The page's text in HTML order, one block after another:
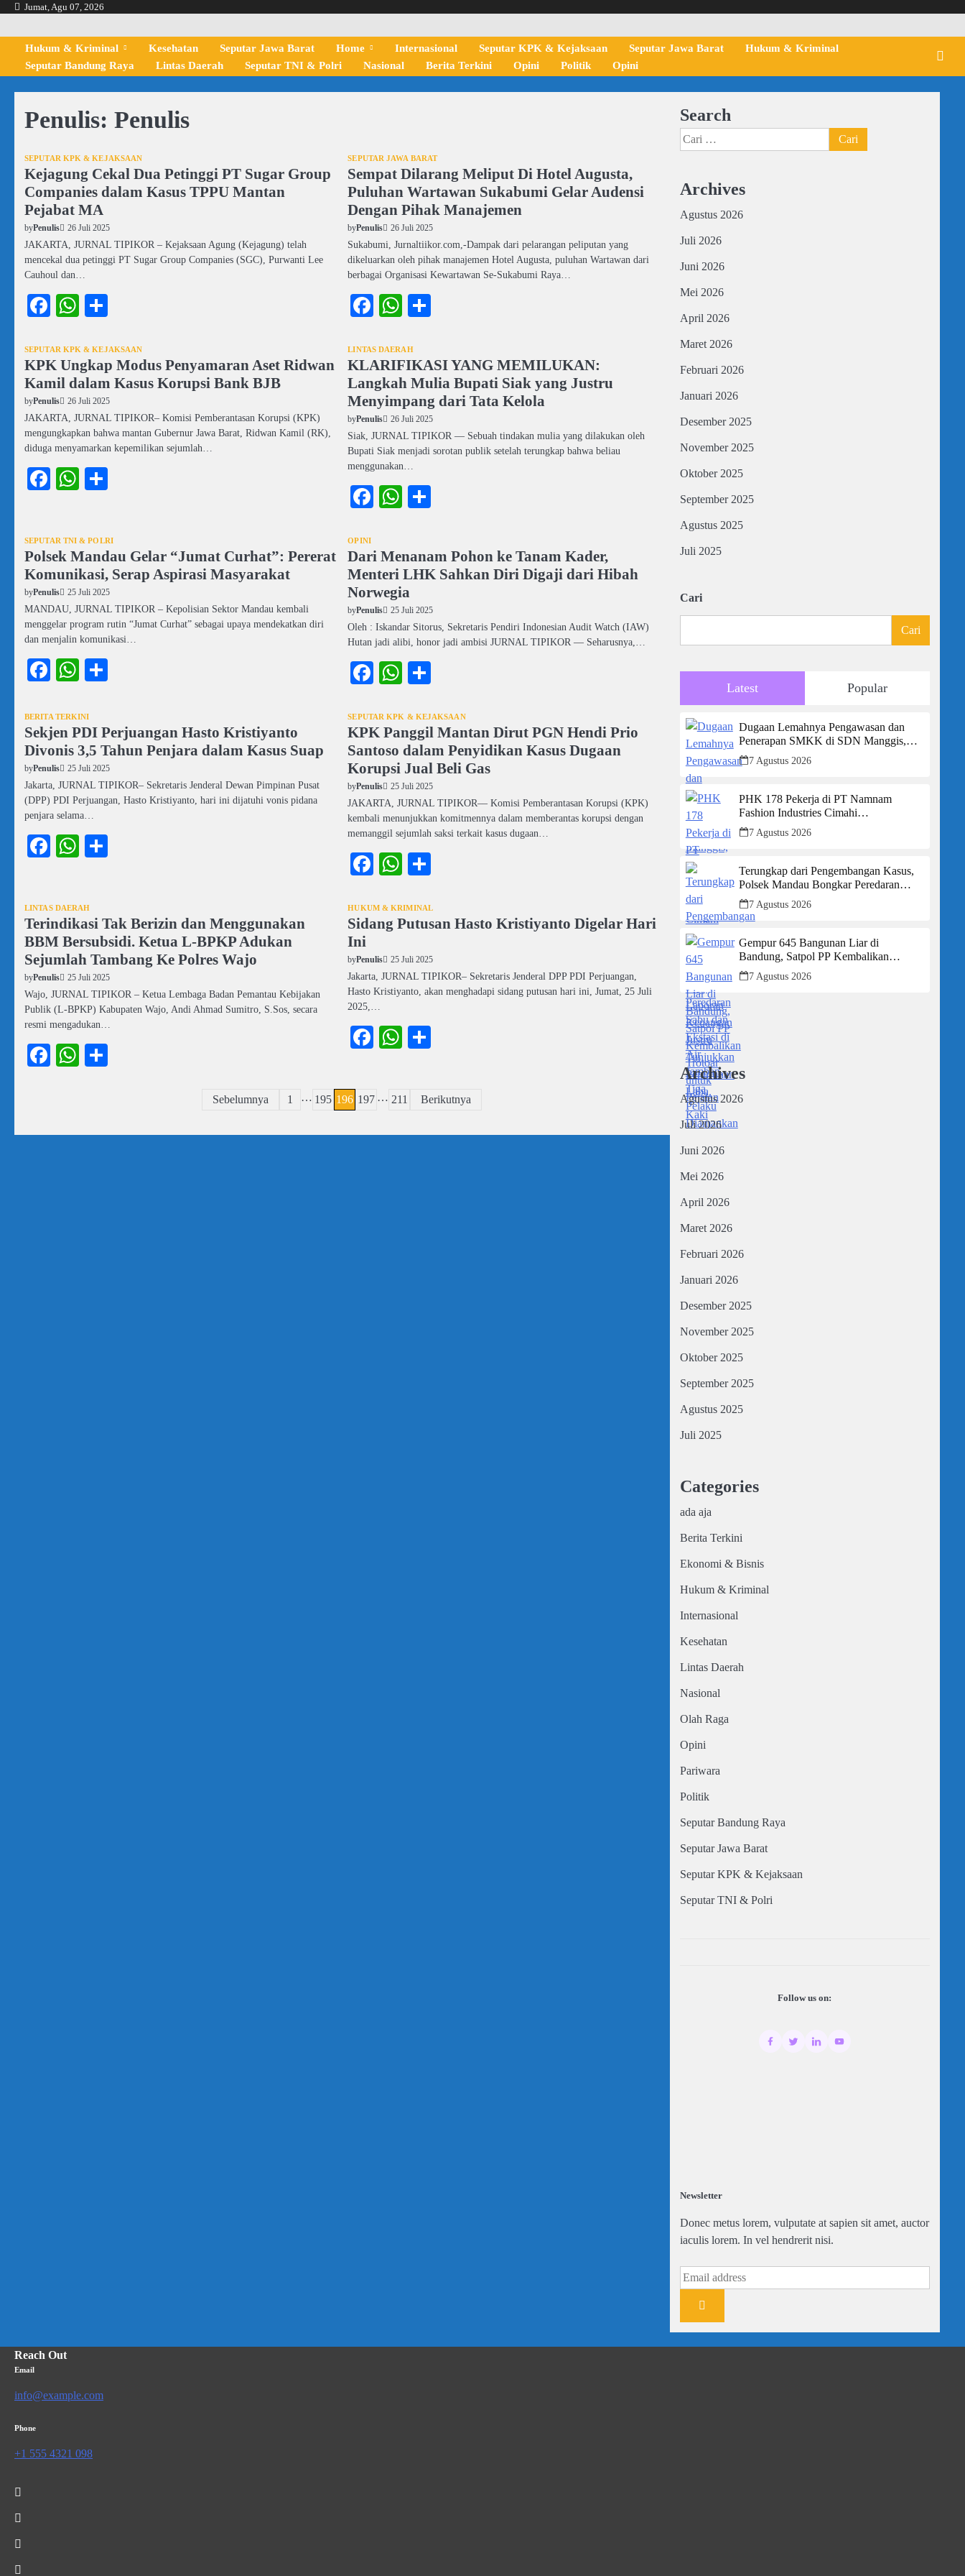
Skip
content
Jumat, Agu 07, 2026
Hukum & Kriminal Kesehatan Seputar Jawa Barat Home Internasional Seputar KPK & Kejaksaan Seputar Jawa Barat
Hukum & Kriminal
Seputar Bandung Raya
Lintas Daerah Seputar TNI & Polri Nasional Berita Terkini Opini Politik Opini
Penulis: Penulis
SEPUTAR KPK & KEJAKSAAN
Kejagung Cekal Dua Petinggi PT Sugar Group
Companies dalam Kasus TPPU Mantan
Pejabat MA
byPenulis 26 Juli 2025
JAKARTA, JURNAL TIPIKOR – Kejaksaan Agung (Kejagung) telah
mencekal dua petinggi PT Sugar Group Companies (SGC), Purwanti Lee
Cauhoul dan…
Facebook
WhatsApp
SEPUTAR JAWA BARAT
Sempat Dilarang Meliput Di Hotel Augusta,
Puluhan Wartawan Sukabumi Gelar Audensi
Dengan Pihak Manajemen
byPenulis 26 Juli 2025
Sukabumi, Jurnaltiikor.com,-Dampak dari pelarangan peliputan yang
dikeluarkan oleh pihak manajemen Hotel Augusta, puluhan Wartawan dari
berbagai Organisasi Kewartawan Se-Sukabumi Raya…
Facebook
WhatsApp
SEPUTAR KPK & KEJAKSAAN
KPK Ungkap Modus Penyamaran Aset Ridwan
Kamil dalam Kasus Korupsi Bank BJB
byPenulis 26 Juli 2025
JAKARTA, JURNAL TIPIKOR– Komisi Pemberantasan Korupsi (KPK)
mengungkapkan bahwa mantan Gubernur Jawa Barat, Ridwan Kamil (RK),
diduga menyamarkan kepemilikan sejumlah…
Facebook
WhatsApp
LINTAS DAERAH
KLARIFIKASI YANG MEMILUKAN:
Langkah Mulia Bupati Siak yang Justru
Menyimpang dari Tata Kelola
byPenulis 26 Juli 2025
Siak, JURNAL TIPIKOR — Sebuah tindakan mulia yang dilakukan oleh
Bupati Siak menjadi sorotan publik setelah terungkap bahwa beliau
menggunakan…
Facebook
WhatsApp
SEPUTAR TNI & POLRI
Polsek Mandau Gelar “Jumat Curhat”: Pererat
Komunikasi, Serap Aspirasi Masyarakat
byPenulis 25 Juli 2025
MANDAU, JURNAL TIPIKOR – Kepolisian Sektor Mandau kembali
menggelar program rutin “Jumat Curhat” sebagai upaya mendekatkan diri
dan menjalin komunikasi…
Facebook
WhatsApp
OPINI
Dari Menanam Pohon ke Tanam Kader,
Menteri LHK Sahkan Diri Digaji dari Hibah
Norwegia
byPenulis 25 Juli 2025
Oleh : Iskandar Sitorus, Sekretaris Pendiri Indonesian Audit Watch (IAW)
Hutan jadi alibi, honor jadi ambisi JURNAL TIPIKOR — Seharusnya,…
Facebook
WhatsApp
BERITA TERKINI
Sekjen PDI Perjuangan Hasto Kristiyanto
Divonis 3,5 Tahun Penjara dalam Kasus Suap
byPenulis 25 Juli 2025
Jakarta, JURNAL TIPIKOR– Sekretaris Jenderal Dewan Pimpinan Pusat
(DPP) PDI Perjuangan, Hasto Kristiyanto, hari ini dijatuhi vonis pidana
penjara selama…
Facebook
WhatsApp
SEPUTAR KPK & KEJAKSAAN
KPK Panggil Mantan Dirut PGN Hendi Prio
Santoso dalam Penyidikan Kasus Dugaan
Korupsi Jual Beli Gas
byPenulis 25 Juli 2025
JAKARTA, JURNAL TIPIKOR–– Komisi Pemberantasan Korupsi (KPK)
kembali menunjukkan komitmennya dalam memberantas korupsi dengan
memanggil sejumlah saksi terkait kasus dugaan…
Facebook
WhatsApp
LINTAS DAERAH
Terindikasi Tak Berizin dan Menggunakan
BBM Bersubsidi. Ketua L-BPKP Adukan
Sejumlah Tambang Ke Polres Wajo
byPenulis 25 Juli 2025
Wajo, JURNAL TIPIKOR – Ketua Lembaga Badan Pemantau Kebijakan
Publik (L-BPKP) Kabupaten Wajo, Andi Ahmad Sumitro, S.Sos, secara
resmi mengadukan…
Facebook
WhatsApp
HUKUM & KRIMINAL
Sidang Putusan Hasto Kristiyanto Digelar Hari
Ini
byPenulis 25 Juli 2025
Jakarta, JURNAL TIPIKOR– Sekretaris Jenderal DPP PDI Perjuangan,
Hasto Kristiyanto, akan menghadapi sidang putusan hari ini, Jumat, 25 Juli
2025,…
Facebook
WhatsApp
Sebelumnya 1 … 195 196 197 … 211 Berikutnya
Search
Cari
untuk:
Archives
Agustus 2026
Juli 2026
Juni 2026
Mei 2026
April 2026
Maret 2026
Februari 2026
Januari 2026
Desember 2025
November 2025
Oktober 2025
September 2025
Agustus 2025
Juli 2025
Cari
Cari
Latest Popular
Dugaan Lemahnya Pengawasan dan
Penerapan SMKK di SDN Manggis,
Ketua Komisi IV “Kami Tidak Akan
Segan Menindak”
7 Agustus 2026
PHK 178 Pekerja di PT Namnam
Fashion Industries Cimahi
Dipertanyakan: Perusahaan Klaim Rugi,
Laporan Keuangan Justru Tunjukkan
7 Agustus 2026
Terungkap dari Pengembangan Kasus,
Polsek Mandau Bongkar Peredaran
Sabu dan Ekstasi di Air Jamban, Tiga
Pelaku Diamankan
7 Agustus 2026
Gempur 645 Bangunan Liar di
Bandung, Satpol PP Kembalikan
Trotoar untuk Pejalan Kaki
7 Agustus 2026
Archives
Agustus 2026
Juli 2026
Juni 2026
Mei 2026
April 2026
Maret 2026
Februari 2026
Januari 2026
Desember 2025
November 2025
Oktober 2025
September 2025
Agustus 2025
Juli 2025
Categories
ada aja
Berita Terkini
Ekonomi & Bisnis
Hukum & Kriminal
Internasional
Kesehatan
Lintas Daerah
Nasional
Olah Raga
Opini
Pariwara
Politik
Seputar Bandung Raya
Seputar Jawa Barat
Seputar KPK & Kejaksaan
Seputar TNI & Polri
Follow us on:
Newsletter
Donec metus lorem, vulputate at sapien sit amet, auctor
iaculis lorem. In vel hendrerit nisi.
Reach Out
Email
info@example.com
Phone
+1 555 4321 098